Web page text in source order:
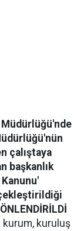
Müdürlüğü'nde
çalıştaya
başkanlık
kurum, kuruluş